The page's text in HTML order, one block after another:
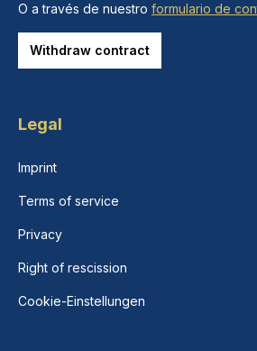
O a través de nuestro formulario de
Withdraw contract
Legal
Imprint
Terms of service
Privacy
Right of rescission
Cookie-Einstellungen